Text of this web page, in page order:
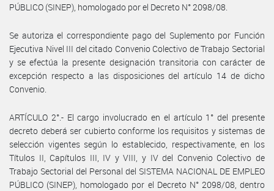
PÚBLICO (SINEP), homologado por el Decreto N° 2098/08.
Se autoriza el correspondiente pago del Suplemento por Función
Ejecutiva Nivel III del citado Convenio Colectivo de Trabajo Sectorial
y se efectúa la presente designación transitoria con carácter de
excepción respecto a las disposiciones del artículo 14 de dicho
Convenio.
ARTÍCULO 2°.- El cargo involucrado en el artículo 1° del presente
decreto deberá ser cubierto conforme los requisitos y sistemas de
selección vigentes según lo establecido, respectivamente, en los
Títulos II, Capítulos III, IV y VIII, y IV del Convenio Colectivo de
Trabajo Sectorial del Personal del SISTEMA NACIONAL DE EMPLEO
PÚBLICO (SINEP), homologado por el Decreto N° 2098/08, dentro